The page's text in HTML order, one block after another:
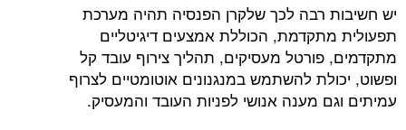
יש חשיבות רבה לכך שלקרן הפנסיה תהיה מערכת
תפעולית מתקדמת, הכוללת אמצעים דיגיטליים
מתקדמים, פורטל מעסיקים, תהליך צירוף עובד קל
ופשוט, יכולת להשתמש במנגנונים אוטומטיים לצרוף
עמיתים וגם מענה אנושי לפניות העובד והמעסיק.